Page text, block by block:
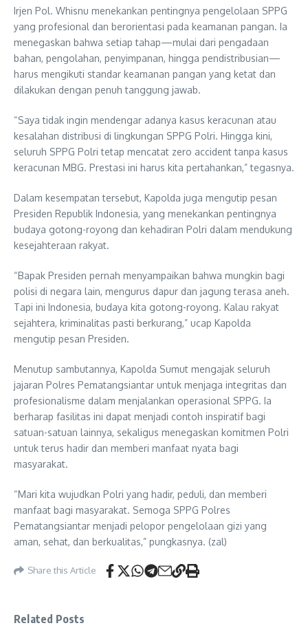
Irjen Pol. Whisnu menekankan pentingnya pengelolaan SPPG
yang profesional dan berorientasi pada keamanan pangan. Ia
menegaskan bahwa setiap tahap—mulai dari pengadaan
bahan, pengolahan, penyimpanan, hingga pendistribusian—
harus mengikuti standar keamanan pangan yang ketat dan
dilakukan dengan penuh tanggung jawab.
“Saya tidak ingin mendengar adanya kasus keracunan atau
kesalahan distribusi di lingkungan SPPG Polri. Hingga kini,
seluruh SPPG Polri tetap mencatat zero accident tanpa kasus
keracunan MBG. Prestasi ini harus kita pertahankan,” tegasnya.
Dalam kesempatan tersebut, Kapolda juga mengutip pesan
Presiden Republik Indonesia, yang menekankan pentingnya
budaya gotong-royong dan kehadiran Polri dalam mendukung
kesejahteraan rakyat.
“Bapak Presiden pernah menyampaikan bahwa mungkin bagi
polisi di negara lain, mengurus dapur dan jagung terasa aneh.
Tapi ini Indonesia, budaya kita gotong-royong. Kalau rakyat
sejahtera, kriminalitas pasti berkurang,” ucap Kapolda
mengutip pesan Presiden.
Menutup sambutannya, Kapolda Sumut mengajak seluruh
jajaran Polres Pematangsiantar untuk menjaga integritas dan
profesionalisme dalam menjalankan operasional SPPG. Ia
berharap fasilitas ini dapat menjadi contoh inspiratif bagi
satuan-satuan lainnya, sekaligus menegaskan komitmen Polri
untuk terus hadir dan memberi manfaat nyata bagi
masyarakat.
“Mari kita wujudkan Polri yang hadir, peduli, dan memberi
manfaat bagi masyarakat. Semoga SPPG Polres
Pematangsiantar menjadi pelopor pengelolaan gizi yang
aman, sehat, dan berkualitas,” pungkasnya. (zal)
Share this Article
Related Posts